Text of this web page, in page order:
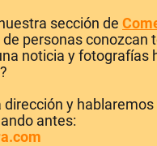
sección de
personas conozcan
noticia y fotografías
dirección y
antes: